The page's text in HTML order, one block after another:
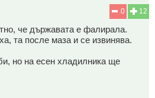
12
0
че държавата е фалирала.
та после маза и се извинява.
но на есен хладилника ще